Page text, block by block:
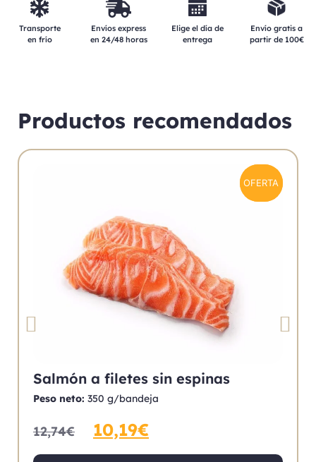
Transporte
en frío
Envíos express
en 24/48 horas
Elige el día de
entrega
Envío gratis a
partir de 100€
Productos recomendados
OFERTA
OFERTA
Salmón a filetes sin espinas
Peso neto: 350 g/bandeja
12,74€ 10,19€